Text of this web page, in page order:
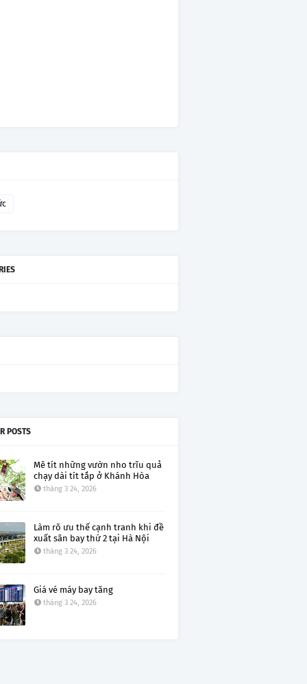
POSTS
Mê tít những vườn nho trĩu quả
chạy dài tít tắp ở Khánh Hòa
tháng 3 24, 2026
Làm rõ ưu thế cạnh tranh khi đề
xuất sân bay thứ 2 tại Hà Nội
tháng 3 24, 2026
Giá vé máy bay tăng
tháng 3 24, 2026